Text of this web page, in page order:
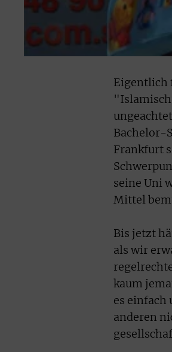
Eigentlich
Bachelor-
Frankfurt
seine Uni
Mittel
Bis jetzt
als wir
kaum
es einfach
anderen